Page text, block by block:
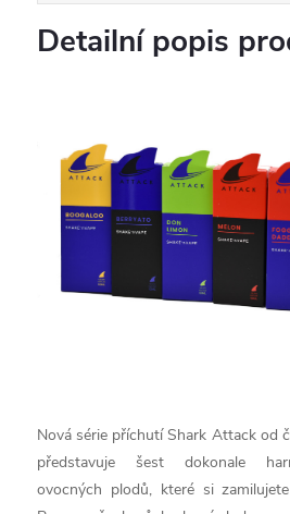
Detailní popis
Nová série příchutí Shark Attack od
představuje šest dokonale
ovocných plodů, které si